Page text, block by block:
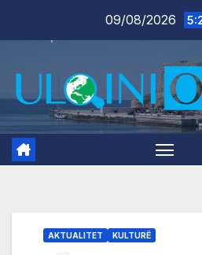
09/08/2026
AKTUALITET KULTURË